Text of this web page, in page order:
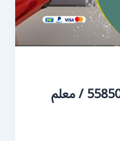
هاتف فني صحي المطلاع / 55850065 / معلم